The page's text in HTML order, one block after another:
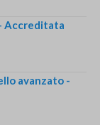
Accreditata
avanzato -